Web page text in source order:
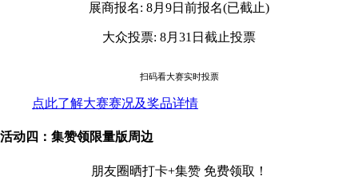
展商报名: 8月9日前报名(已截止)
大众投票: 8月31日截止投票
扫码看大赛实时投票
点此了解大赛赛况及奖品详情
活动四：集赞领限量版周边
朋友圈晒打卡+集赞 免费领取！